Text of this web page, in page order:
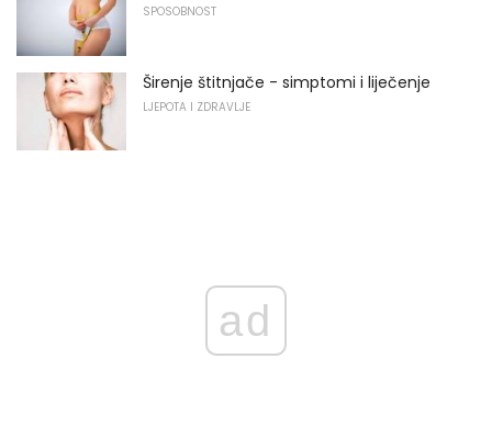
SPOSOBNOST
Širenje štitnjače - simptomi i liječenje
LJEPOTA I ZDRAVLJE
ad